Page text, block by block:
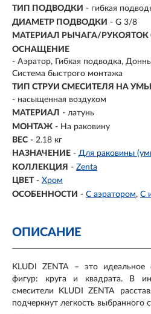
ТИП ПОДВОДКИ - гибкая
ДИАМЕТР ПОДВОДКИ - G 3/8
МАТЕРИАЛ РЫЧАГА/РУКОЯТОК
ОСНАЩЕНИЕ
- Аэратор, Гибкая подводка,
Система быстрого монтажа
ТИП СТРУИ СМЕСИТЕЛЯ НА
- насыщенная воздухом
МАТЕРИАЛ - латунь
МОНТАЖ - На раковину
ВЕС - 2.18 кг
НАЗНАЧЕНИЕ - Для раковины
КОЛЛЕКЦИЯ - Zenta
ЦВЕТ - Хром
ОСОБЕННОСТИ - С аэратором С
ОПИСАНИЕ
KLUDI ZENTA – это идеальное
фигур: круга и квадрата. В
смесители KLUDI ZENTA
подчеркнут легкость выбранного